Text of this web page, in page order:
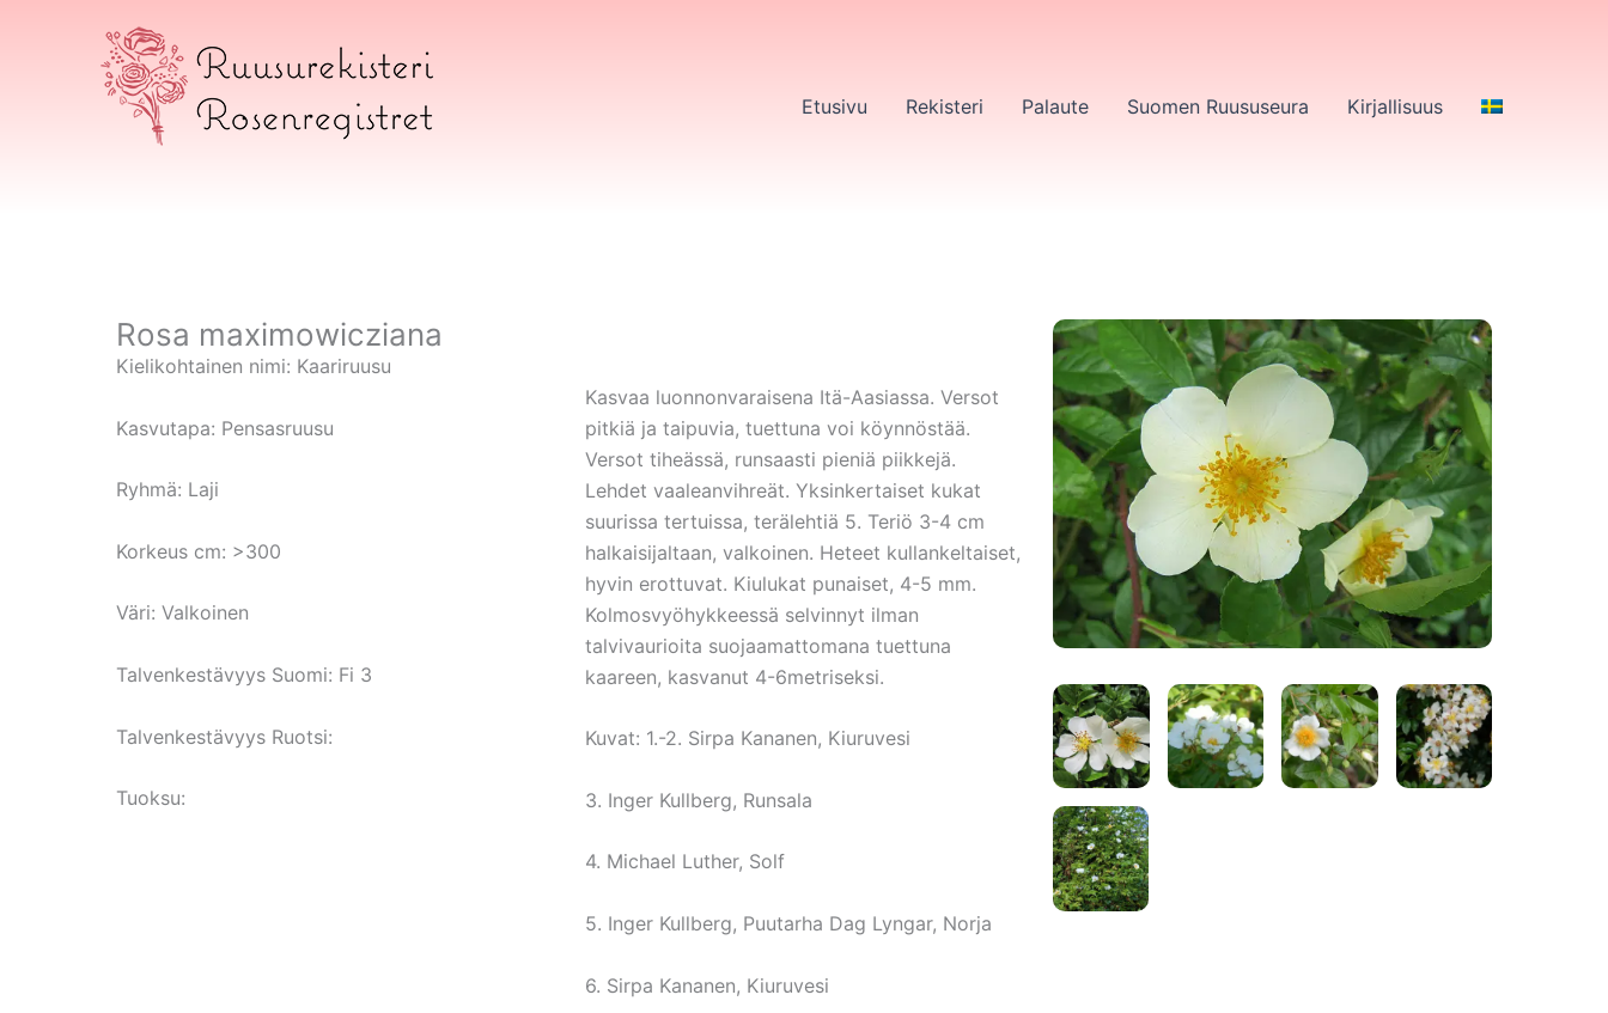
Etusivu Rekisteri Palaute Suomen Ruususeura Kirjallisuus
Rosa maximowicziana
Kielikohtainen nimi: Kaariruusu
Kasvutapa: Pensasruusu
Ryhmä: Laji
Korkeus cm: >300
Väri: Valkoinen
Talvenkestävyys Suomi: Fi 3
Talvenkestävyys Ruotsi:
Tuoksu:
Kasvaa luonnonvaraisena Itä-Aasiassa. Versot
pitkiä ja taipuvia, tuettuna voi köynnöstää.
Versot tiheässä, runsaasti pieniä piikkejä.
Lehdet vaaleanvihreät. Yksinkertaiset kukat
suurissa tertuissa, terälehtiä 5. Teriö 3-4 cm
halkaisijaltaan, valkoinen. Heteet kullankeltaiset,
hyvin erottuvat. Kiulukat punaiset, 4-5 mm.
Kolmosvyöhykkeessä selvinnyt ilman
talvivaurioita suojaamattomana tuettuna
kaareen, kasvanut 4-6metriseksi.
Kuvat: 1.-2. Sirpa Kananen, Kiuruvesi
3. Inger Kullberg, Runsala
4. Michael Luther, Solf
5. Inger Kullberg, Puutarha Dag Lyngar, Norja
6. Sirpa Kananen, Kiuruvesi